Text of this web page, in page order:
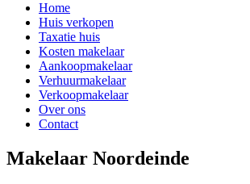
Home
Huis verkopen
Taxatie huis
Kosten makelaar
Aankoopmakelaar
Verhuurmakelaar
Verkoopmakelaar
Over ons
Contact
Makelaar Noordeinde